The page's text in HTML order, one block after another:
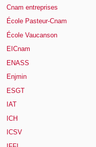
Cnam entreprises
École Pasteur-Cnam
École Vaucanson
EICnam
ENASS
Enjmin
ESGT
IAT
ICH
ICSV